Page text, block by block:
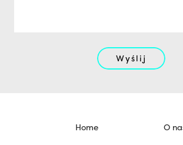
Wyślij
Home O